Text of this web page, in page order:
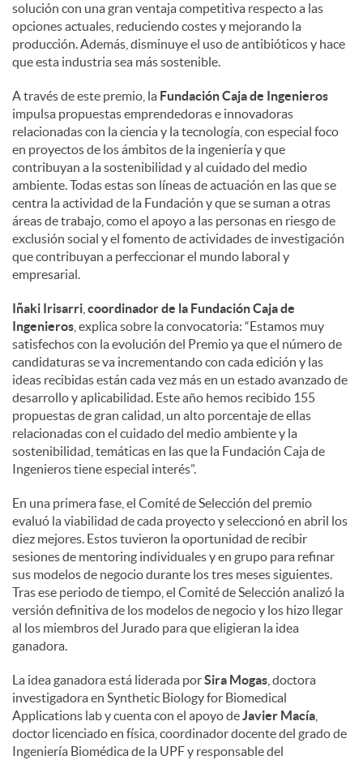
solución con una gran ventaja competitiva respecto a las
opciones actuales, reduciendo costes y mejorando la
producción. Además, disminuye el uso de antibióticos y hace
que esta industria sea más sostenible.
A través de este premio, la Fundación Caja de Ingenieros
impulsa propuestas emprendedoras e innovadoras
relacionadas con la ciencia y la tecnología, con especial foco
en proyectos de los ámbitos de la ingeniería y que
contribuyan a la sostenibilidad y al cuidado del medio
ambiente. Todas estas son líneas de actuación en las que se
centra la actividad de la Fundación y que se suman a otras
áreas de trabajo, como el apoyo a las personas en riesgo de
exclusión social y el fomento de actividades de investigación
que contribuyan a perfeccionar el mundo laboral y
empresarial.
Iñaki Irisarri coordinador de la Fundación Caja de
Ingenieros , explica sobre la convocatoria: “Estamos muy
satisfechos con la evolución del Premio ya que el número de
candidaturas se va incrementando con cada edición y las
ideas recibidas están cada vez más en un estado avanzado de
desarrollo y aplicabilidad. Este año hemos recibido 155
propuestas de gran calidad, un alto porcentaje de ellas
relacionadas con el cuidado del medio ambiente y la
sostenibilidad, temáticas en las que la Fundación Caja de
Ingenieros tiene especial interés”.
En una primera fase, el Comité de Selección del premio
evaluó la viabilidad de cada proyecto y seleccionó en abril los
diez mejores. Estos tuvieron la oportunidad de recibir
sesiones de mentoring individuales y en grupo para refinar
sus modelos de negocio durante los tres meses siguientes.
Tras ese periodo de tiempo, el Comité de Selección analizó la
versión definitiva de los modelos de negocio y los hizo llegar
al los miembros del Jurado para que eligieran la idea
ganadora.
La idea ganadora está liderada porSira Mogas , doctora
investigadora en Synthetic Biology for Biomedical
Applications lab y cuenta con el apoyo deJavier Macía
doctor licenciado en física, coordinador docente del grado de
Ingeniería Biomédica de la UPF y responsable del